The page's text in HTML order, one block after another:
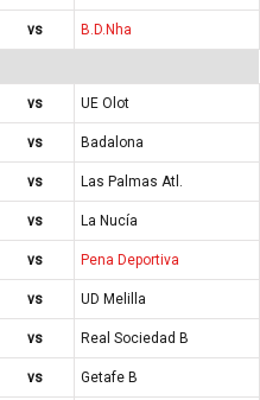
vs B.D.Nha
vs
UE Olot
vs
Badalona
vs
Las Palmas Atl.
vs
La Nucía
vs
Pena Deportiva
vs
UD Melilla
vs
Real Sociedad B
vs
Getafe B